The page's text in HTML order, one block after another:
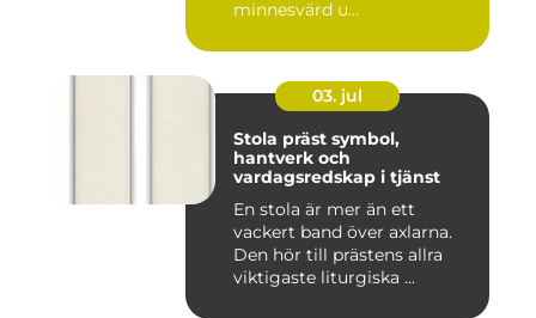
minnesvärd u...
03. jul
Stola präst symbol,
hantverk och
vardagsredskap i tjänst
En stola är mer än ett
vackert band över axlarna.
Den hör till prästens allra
viktigaste liturgiska ...